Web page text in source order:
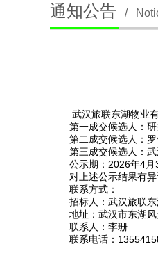
通知公告 /
武汉旅联东湖物业
第一成交候选人 ：
第二成交候选人 ：
第三成交候选人 ：
公示期 ：2026年4月
对上述公示结果有
联系方式：
招标人：武汉旅联
地址：武汉市东湖
联系人：李珊
联系电话 ：